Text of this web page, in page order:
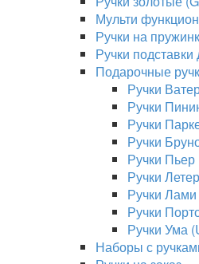
Мульти
Ручки на
Ручки
Подарочные
Ручки
Ручки
Ручки
Ручки
Ручки
Ручки
Ручки
Ручки
Ручки Ума
Наборы с